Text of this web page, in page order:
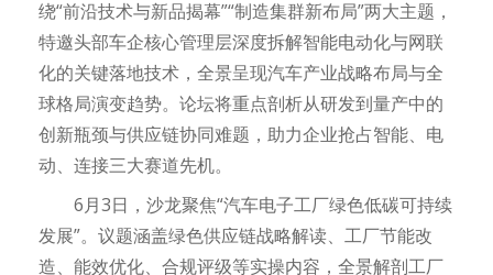
绕“前沿技术与新品揭幕”“制造集群新布局”两大主题，
特邀头部车企核心管理层深度拆解智能电动化与网联
化的关键落地技术，全景呈现汽车产业战略布局与全
球格局演变趋势。论坛将重点剖析从研发到量产中的
创新瓶颈与供应链协同难题，助力企业抢占智能、电
动、连接三大赛道先机。
6月3日，沙龙聚焦“汽车电子工厂绿色低碳可持续
发展”。议题涵盖绿色供应链战略解读、工厂节能改
造、能效优化、合规评级等实操内容，全景解剖工厂